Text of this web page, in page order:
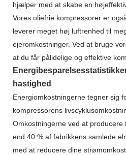
hjælper med at skabe en
Vores oliefrie kompressorer er
leverer meget høj luftrenhed til
ejeromkostninger. Ved at bruge
at du får pålidelige og effektive
hastighed
Energiomkostningerne tegner sig
kompressorens
Omkostningerne ved at
end 40 % af fabrikkens samlede
med at reducere dine